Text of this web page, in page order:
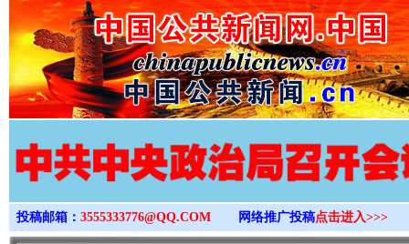
>
投稿邮箱： 3555333776@QQ.COM 网络推广投稿点击进入>>>